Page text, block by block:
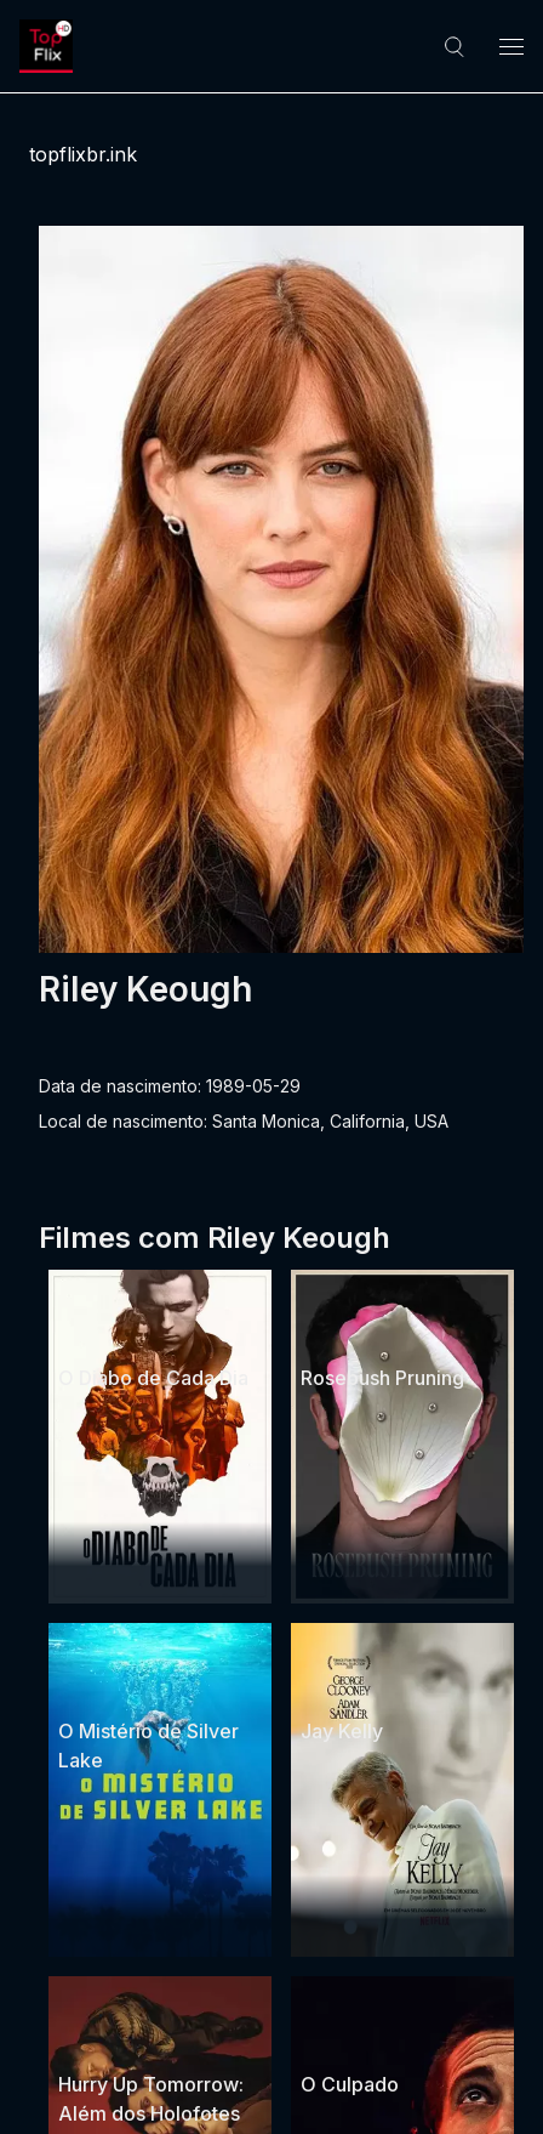
topflixbr.ink
Riley Keough
Data de nascimento: 1989-05-29
Local de nascimento: Santa Monica, California, USA
Filmes com Riley Keough
O Diabo de Cada Dia Rosebush Pruning
O Mistério de Silver
Lake
Jay Kelly
Hurry Up Tomorrow:
Além dos Holofotes
O Culpado